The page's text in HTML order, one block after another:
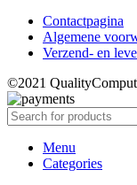
Contactpagina
Algemene
Verzend- en
©2021
Menu
Categories